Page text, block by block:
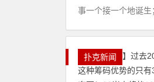
事一个接一个地诞生
扑克新闻